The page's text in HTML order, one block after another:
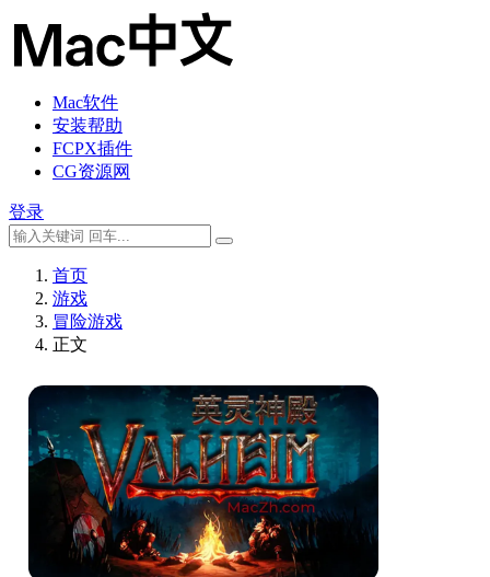
Mac软件
安装帮助
FCPX插件
CG资源网
登录
首页
游戏
冒险游戏
正文